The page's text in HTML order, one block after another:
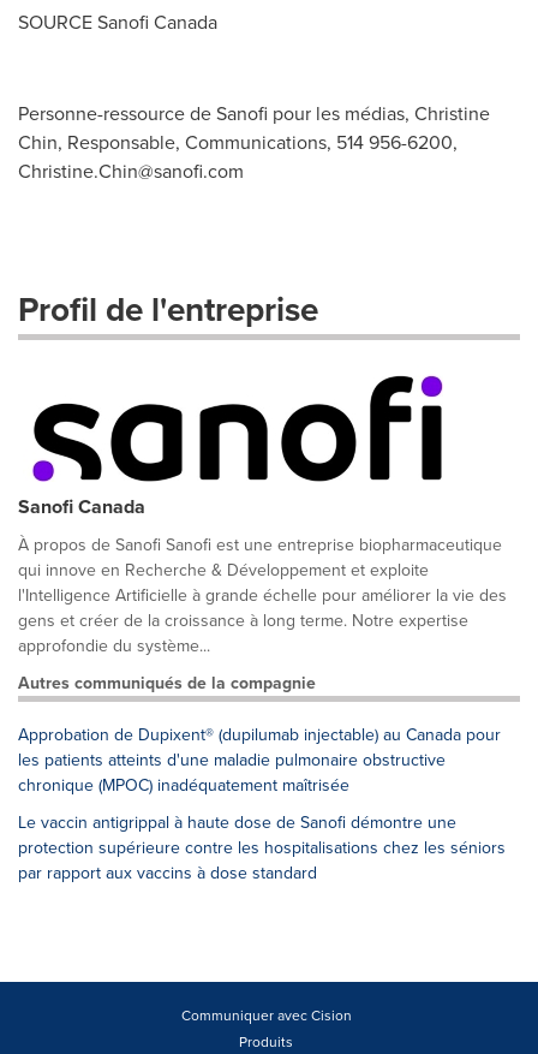
SOURCE Sanofi Canada
Personne-ressource de Sanofi pour les médias, Christine
Chin, Responsable, Communications, 514 956-6200,
Christine.Chin@sanofi.com
Profil de l'entreprise
Sanofi Canada
À propos de Sanofi Sanofi est une entreprise biopharmaceutique
qui innove en Recherche & Développement et exploite
l'Intelligence Artificielle à grande échelle pour améliorer la vie des
gens et créer de la croissance à long terme. Notre expertise
approfondie du système...
Autres communiqués de la compagnie
Approbation de Dupixent® (dupilumab injectable) au Canada pour
les patients atteints d'une maladie pulmonaire obstructive
chronique (MPOC) inadéquatement maîtrisée
Le vaccin antigrippal à haute dose de Sanofi démontre une
protection supérieure contre les hospitalisations chez les séniors
par rapport aux vaccins à dose standard
Communiquer avec Cision
Produits